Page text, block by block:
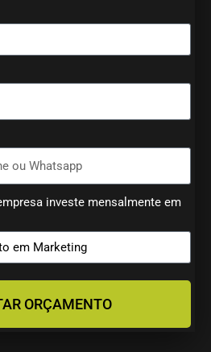
investe mensalmente em
ORÇAMENTO